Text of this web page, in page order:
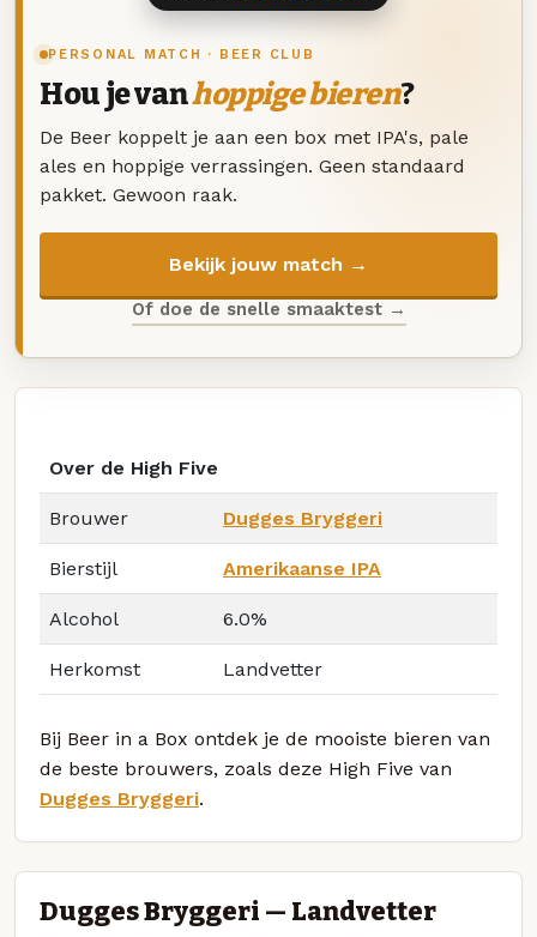
PERSONAL MATCH · BEER CLUB
Hou je vanhoppige bieren?
De Beer koppelt je aan een box met IPA's, pale
ales en hoppige verrassingen. Geen standaard
pakket. Gewoon raak.
Bekijk jouw match →
Of doe de snelle smaaktest →
Over de High Five
Brouwer Dugges Bryggeri
Bierstijl Amerikaanse IPA
Alcohol 6.0%
Herkomst Landvetter
Bij Beer in a Box ontdek je de mooiste bieren van
de beste brouwers, zoals deze High Five van
Dugges Bryggeri.
Dugges Bryggeri — Landvetter